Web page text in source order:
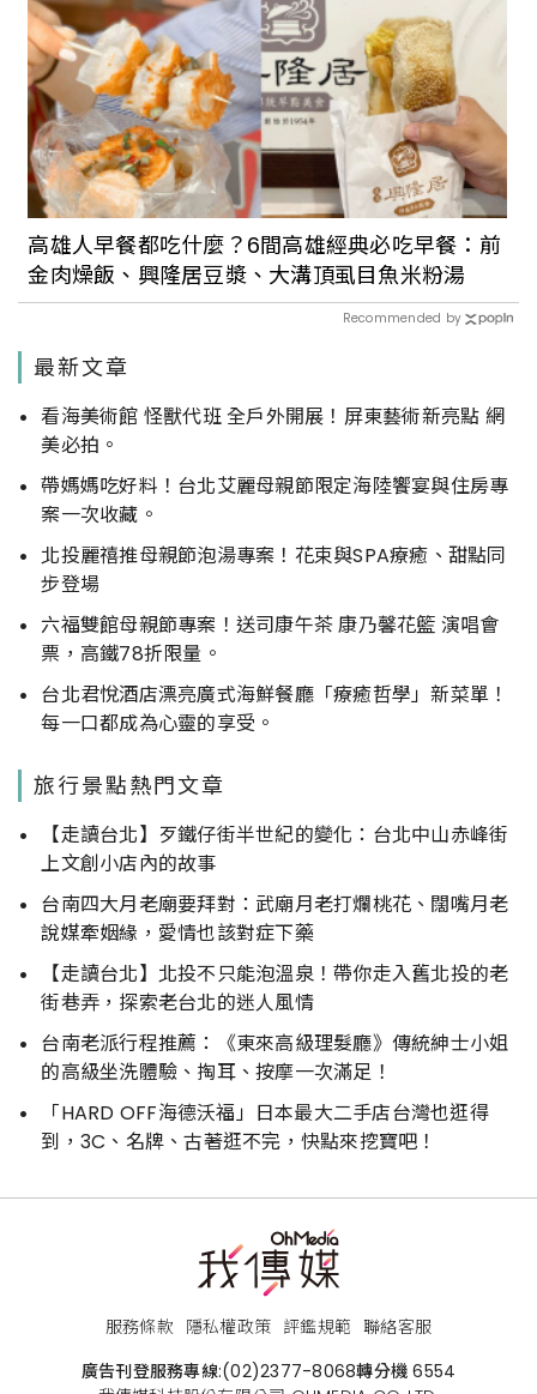
高雄人早餐都吃什麼？6間高雄經典必吃早餐：前
金肉燥飯、興隆居豆漿、大溝頂虱目魚米粉湯
Recommended by
最新文章
看海美術館 怪獸代班 全戶外開展！屏東藝術新亮點 網
美必拍。
帶媽媽吃好料！台北艾麗母親節限定海陸饗宴與住房專
案一次收藏。
北投麗禧推母親節泡湯專案！花束與SPA療癒、甜點同
步登場
六福雙館母親節專案！送司康午茶 康乃馨花籃 演唱會
票，高鐵78折限量。
台北君悅酒店漂亮廣式海鮮餐廳「療癒哲學」新菜單！
每一口都成為心靈的享受。
旅行景點熱門文章
【走讀台北】歹鐵仔街半世紀的變化：台北中山赤峰街
上文創小店內的故事
台南四大月老廟要拜對：武廟月老打爛桃花、闊嘴月老
說媒牽姻緣，愛情也該對症下藥
【走讀台北】北投不只能泡溫泉！帶你走入舊北投的老
街巷弄，探索老台北的迷人風情
台南老派行程推薦：《東來高級理髮廳》傳統紳士小姐
的高級坐洗體驗、掏耳、按摩一次滿足！
「HARD OFF海德沃福」日本最大二手店台灣也逛得
到，3C、名牌、古著逛不完，快點來挖寶吧！
服務條款 隱私權政策 評鑑規範 聯絡客服
廣告刊登服務專線:(02)2377-8068轉分機 6554